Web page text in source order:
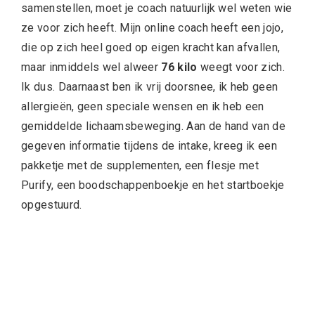
samenstellen, moet je coach natuurlijk wel weten wie
ze voor zich heeft. Mijn online coach heeft een jojo,
die op zich heel goed op eigen kracht kan afvallen,
maar inmiddels wel alweer 76 kilo weegt voor zich.
Ik dus. Daarnaast ben ik vrij doorsnee, ik heb geen
allergieën, geen speciale wensen en ik heb een
gemiddelde lichaamsbeweging. Aan de hand van de
gegeven informatie tijdens de intake, kreeg ik een
pakketje met de supplementen, een flesje met
Purify, een boodschappenboekje en het startboekje
opgestuurd.